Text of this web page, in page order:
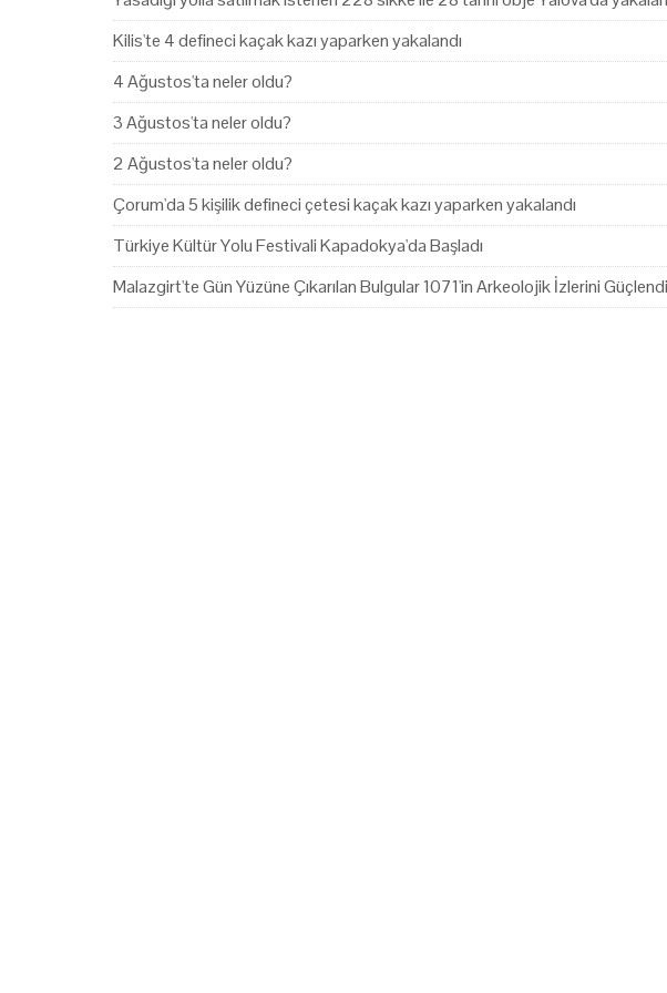
Kilis'te 4 defineci kaçak kazı yaparken yakalandı
4 Ağustos'ta neler oldu?
3 Ağustos'ta neler oldu?
2 Ağustos'ta neler oldu?
Çorum'da 5 kişilik defineci çetesi kaçak kazı yaparken yakalandı
Türkiye Kültür Yolu Festivali Kapadokya'da Başladı
Malazgirt'te Gün Yüzüne Çıkarılan Bulgular 1071'in Arkeolojik İzlerini